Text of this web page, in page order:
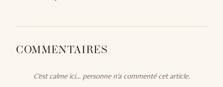
COMMENTAIRES
C'est calme ici… personne n'a commenté cet article.